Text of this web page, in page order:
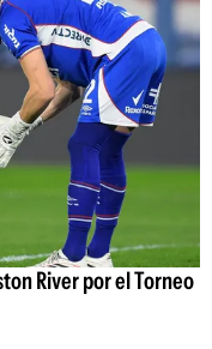
River por el Torneo